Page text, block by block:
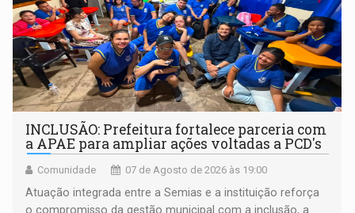
INCLUSÃO: Prefeitura fortalece parceria com
a APAE para ampliar ações voltadas a PCD's
Comunidade 07 de Agosto de 2026 às 19:00
Atuação integrada entre a Semias e a instituição reforça
o compromisso da gestão municipal com a inclusão, a